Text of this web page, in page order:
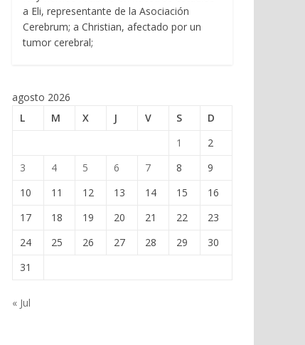
a Eli, representante de la Asociación
Cerebrum; a Christian, afectado por un
tumor cerebral;
agosto 2026
L
M X J V S
D
1
2
3
4 5 6 7 8
9
10
11 12 13 14 15
16
17
18 19 20 21 22
23
24
25 26 27 28 29
30
31
« Jul